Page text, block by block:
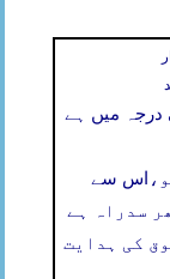
میں ہے
اس سے
سدراہ ہے
کی ہدایت